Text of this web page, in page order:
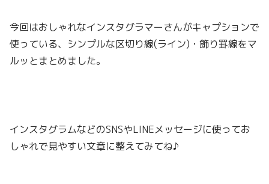
今回はおしゃれなインスタグラマーさんがキャプションで
使っている、シンプルな区切り線(ライン)・飾り罫線をマ
ルッとまとめました。
インスタグラムなどのSNSやLINEメッセージに使ってお
しゃれで見やすい文章に整えてみてね♪